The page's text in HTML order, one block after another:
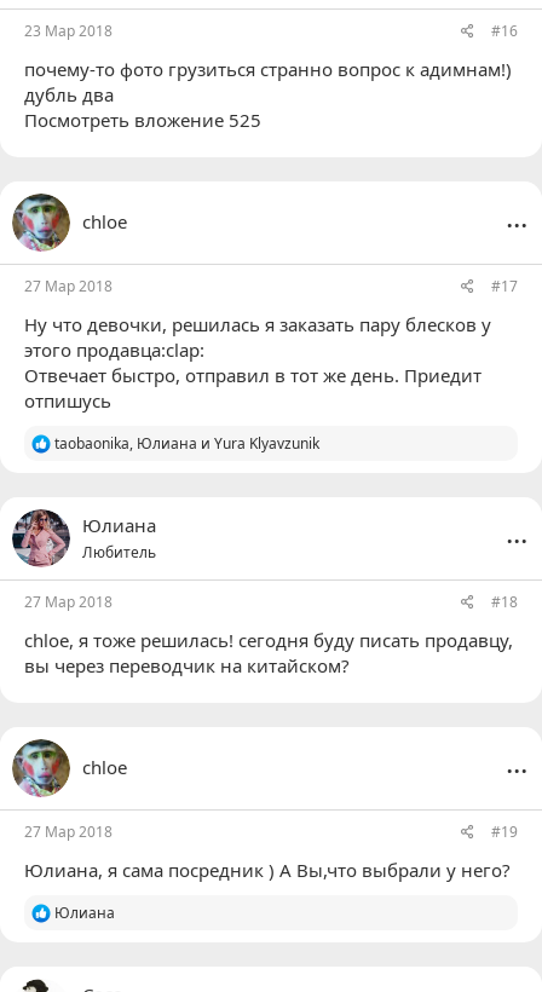
23 Мар 2018 #16
почему-то фото грузиться странно вопрос к адимнам!)
дубль два
Посмотреть вложение 525
chloe ...
27 Мар 2018 #17
Ну что девочки, решилась я заказать пару блесков у
этого продавца:clap:
Отвечает быстро, отправил в тот же день. Приедит
отпишусь
Р
ц
и
и
:
taobaonika, Юлиана и Yura Klyavzunik
Юлиана
Любитель
...
27 Мар 2018 #18
chloe, я тоже решилась! сегодня буду писать продавцу,
вы через переводчик на китайском?
chloe ...
27 Мар 2018 #19
Юлиана, я сама посредник ) А Вы,что выбрали у него?
Р
Юлиана